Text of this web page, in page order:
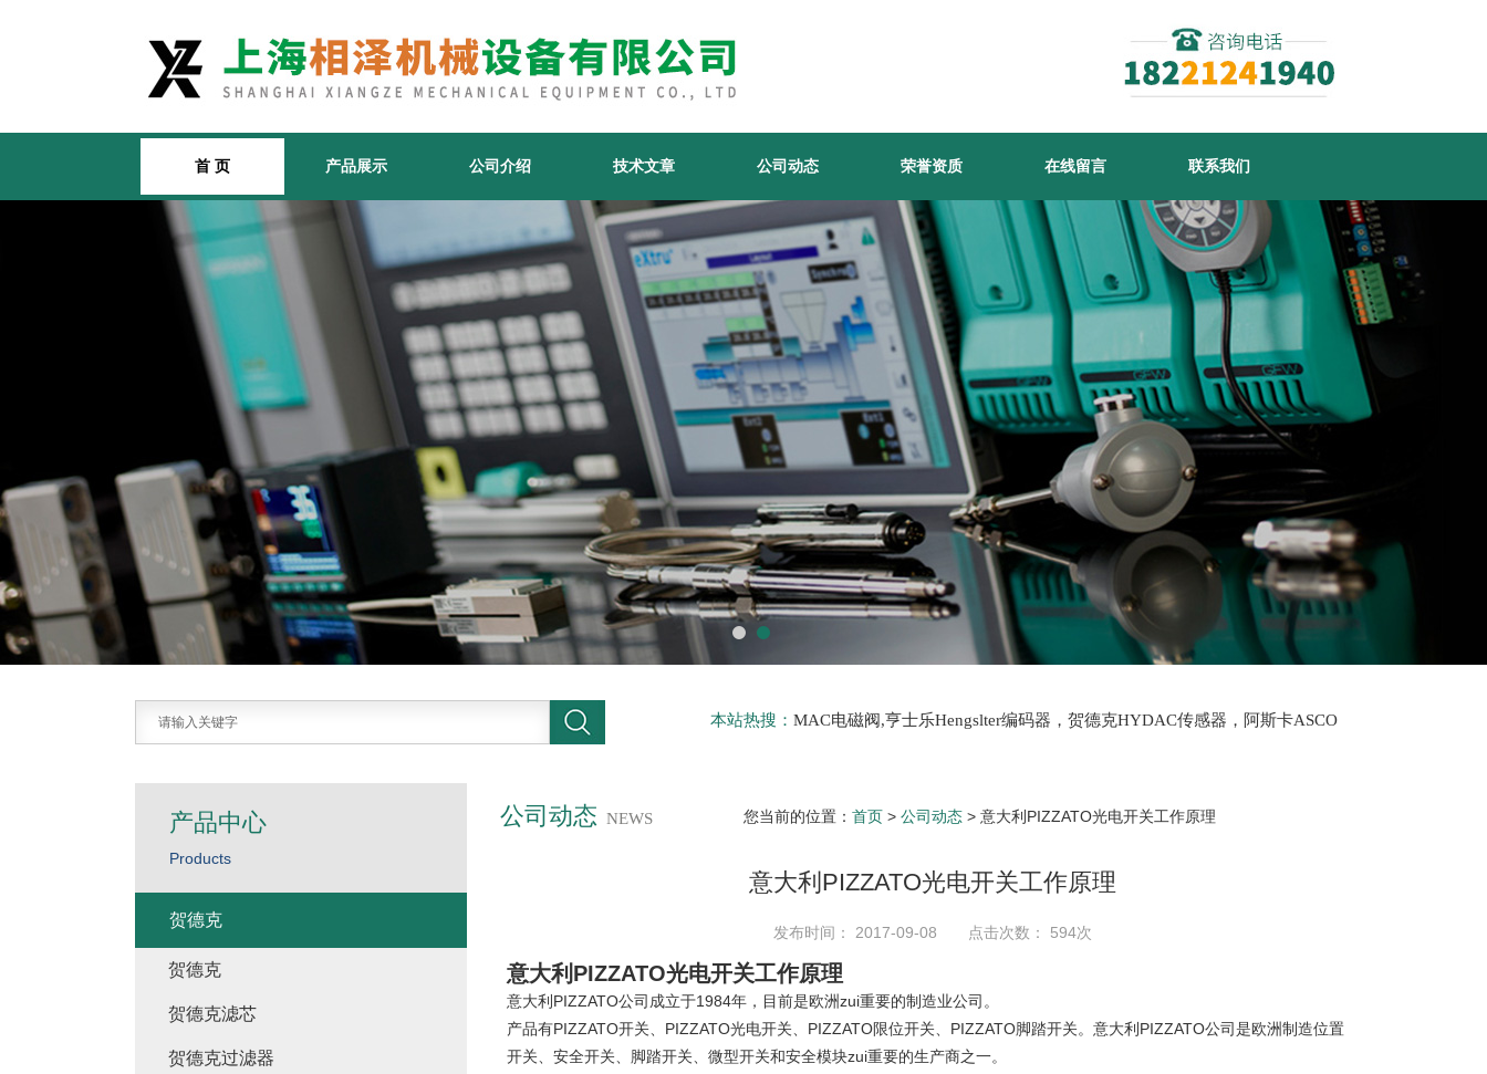
首 页 产品展示 公司介绍 技术文章 公司动态 荣誉资质 在线留言 联系我们
本站热搜： MAC电磁阀,亨士乐Hengslter编码器，贺德克HYDAC传感器，阿斯卡ASCO
公司动态 NEWS 您当前的位置： 首页 > 公司动态 > 意大利PIZZATO光电开关工作原理
意大利PIZZATO光电开关工作原理
发布时间： 2017-09-08 点击次数： 594次
意大利PIZZATO光电开关工作原理
意大利PIZZATO公司成立于1984年，目前是欧洲zui重要的制造业公司。
产品有PIZZATO开关、PIZZATO光电开关、PIZZATO限位开关、PIZZATO脚踏开关。意大利PIZZATO公司是欧洲制造位置
开关、安全开关、脚踏开关、微型开关和安全模块zui重要的生产商之一。
产品中心
Products
贺德克
贺德克
贺德克滤芯
贺德克过滤器